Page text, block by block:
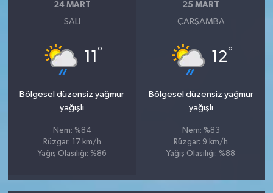
24 MART
SALI
11 °
Bölgesel düzensiz yağmur
yağışlı
Nem: %84
Rüzgar: 17 km/h
Yağış Olasılığı: %86
25 MART
ÇARŞAMBA
12°
Bölgesel düzensiz yağmur
yağışlı
Nem: %83
Rüzgar: 9 km/h
Yağış Olasılığı: %88